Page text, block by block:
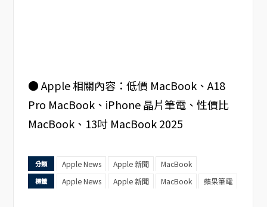
● Apple 相關內容：低價 MacBook、A18
Pro MacBook、iPhone 晶片筆電、性價比
MacBook、13吋 MacBook 2025
分類 Apple News Apple 新聞 MacBook
標籤 Apple News Apple 新聞 MacBook 蘋果筆電